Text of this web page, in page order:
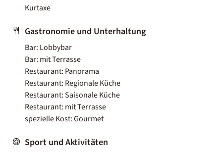
Kurtaxe
Gastronomie und Unterhaltung
Bar: Lobbybar
Bar: mit Terrasse
Restaurant: Panorama
Restaurant: Regionale Küche
Restaurant: Saisonale Küche
Restaurant: mit Terrasse
spezielle Kost: Gourmet
Sport und Aktivitäten